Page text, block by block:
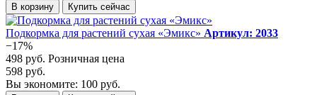
В корзину Купить сейчас
Подкормка для растений сухая «Эмикс» Артикул: 2033
−17%
498 руб. Розничная цена
598 руб.
Вы экономите: 100 руб.